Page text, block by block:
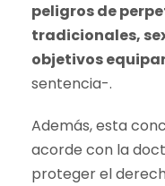
peligros de
tradicionales,
objetivos
sentencia-.
Además, esta
acorde con la
proteger el